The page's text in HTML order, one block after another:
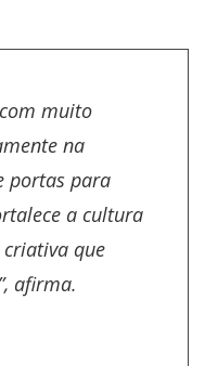
muito
na
portas para
a cultura
que
afirma.